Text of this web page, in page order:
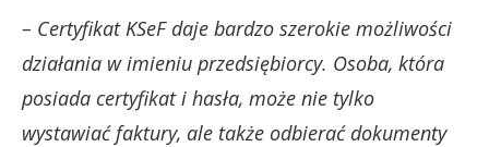
– Certyfikat KSeF daje bardzo szerokie możliwości
działania w imieniu przedsiębiorcy. Osoba, która
posiada certyfikat i hasła, może nie tylko
wystawiać faktury, ale także odbierać dokumenty